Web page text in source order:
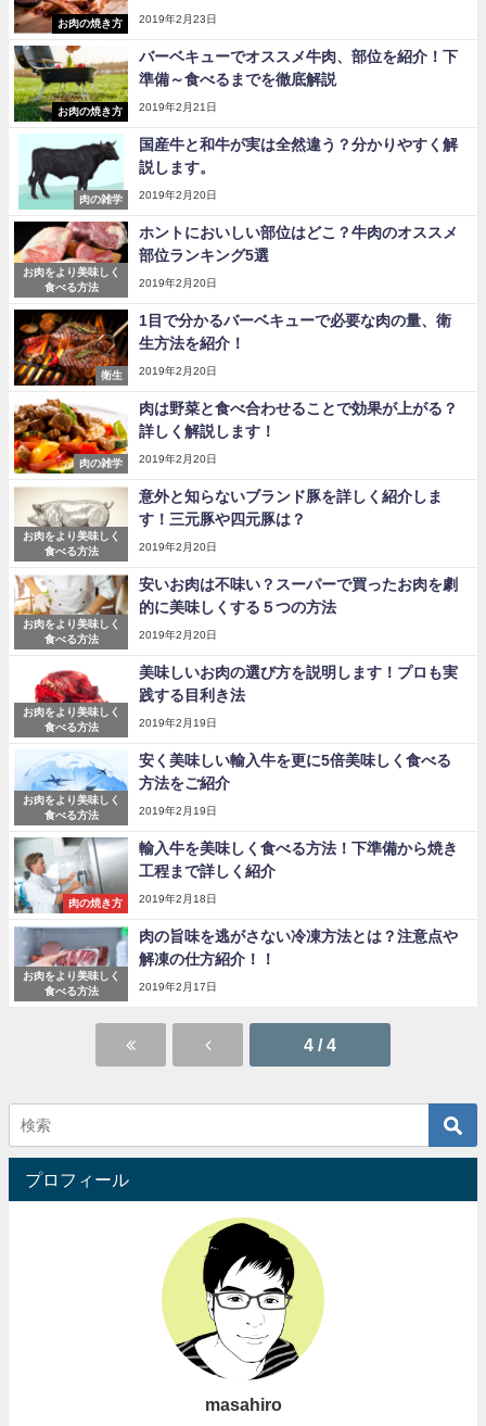
お肉の焼き方 2019年2月23日
お肉の焼き方
バーベキューでオススメ牛肉、部位を紹介！下
準備～食べるまでを徹底解説
2019年2月21日
肉の雑学
国産牛と和牛が実は全然違う？分かりやすく解
説します。
2019年2月20日
お肉をより美味しく
食べる方法
ホントにおいしい部位はどこ？牛肉のオススメ
部位ランキング5選
2019年2月20日
衛生
1目で分かるバーベキューで必要な肉の量、衛
生方法を紹介！
2019年2月20日
肉の雑学
肉は野菜と食べ合わせることで効果が上がる？
詳しく解説します！
2019年2月20日
お肉をより美味しく
食べる方法
意外と知らないブランド豚を詳しく紹介しま
す！三元豚や四元豚は？
2019年2月20日
お肉をより美味しく
食べる方法
安いお肉は不味い？スーパーで買ったお肉を劇
的に美味しくする５つの方法
2019年2月20日
お肉をより美味しく
食べる方法
美味しいお肉の選び方を説明します！プロも実
践する目利き法
2019年2月19日
お肉をより美味しく
食べる方法
安く美味しい輸入牛を更に5倍美味しく食べる
方法をご紹介
2019年2月19日
肉の焼き方
輸入牛を美味しく食べる方法！下準備から焼き
工程まで詳しく紹介
2019年2月18日
お肉をより美味しく
食べる方法
肉の旨味を逃がさない冷凍方法とは？注意点や
解凍の仕方紹介！！
2019年2月17日
4 / 4
プロフィール
masahiro